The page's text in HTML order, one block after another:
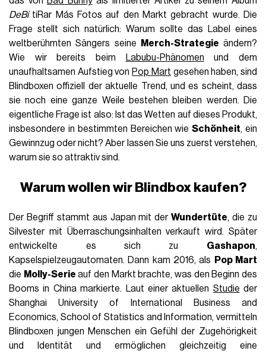
DeBítiRar Más Fotos auf den Markt gebracht wurde. Die
Frage stellt sich natürlich: Warum sollte das Label eines
weltberühmten Sängers seine
Merch-Strategie ändern?
Wie wir bereits beim
Labubu-Phänomen und dem
unaufhaltsamen Aufstieg von Pop Mart gesehen haben, sind
Blindboxen offiziell der aktuelle Trend, und es scheint, dass
sie noch eine ganze Weile bestehen bleiben werden. Die
eigentliche Frage ist also: Ist das Wetten auf dieses Produkt,
insbesondere in bestimmten Bereichen wieSchönheit, ein
Gewinnzug oder nicht? Aber lassen Sie uns zuerst verstehen,
warum sie so attraktiv sind.
Warum wollen wir Blindbox kaufen?
Der Begriff stammt aus Japan mit derWundertüte, die zu
Silvester mit Überraschungsinhalten verkauft wird. Später
entwickelte es sich zu Gashapon,
Kapselspielzeugautomaten. Dann kam 2016, als
Pop Mart
die Molly-Serie auf den Markt brachte, was den Beginn des
Booms in China markierte. Laut einer aktuellen Studie der
Shanghai University of International Business and
Economics, School of Statistics and Information, vermitteln
Blindboxen jungen Menschen ein Gefühl der Zugehörigkeit
und Identität und ermöglichen gleichzeitig eine